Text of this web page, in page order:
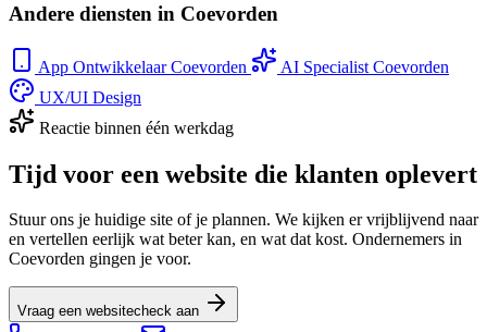
Andere diensten in Coevorden
App Ontwikkelaar Coevorden
AI Specialist Coevorden
UX/UI Design
Reactie binnen één werkdag
Tijd voor een website die klanten oplevert
Stuur ons je huidige site of je plannen. We kijken er vrijblijvend naar
en vertellen eerlijk wat beter kan, en wat dat kost. Ondernemers in
Coevorden gingen je voor.
Vraag een websitecheck aan